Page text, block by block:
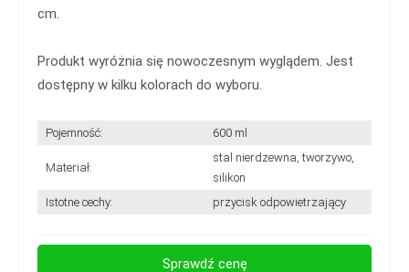
cm.
Produkt wyróżnia się nowoczesnym wyglądem. Jest
dostępny w kilku kolorach do wyboru.
Pojemność: 600 ml
Materiał:
stal nierdzewna, tworzywo,
silikon
Istotne cechy:
przycisk odpowietrzający
Sprawdź cenę